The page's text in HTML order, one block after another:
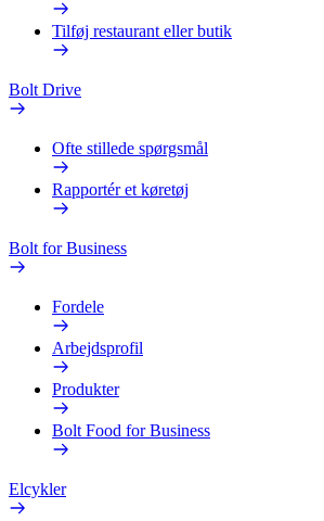
Tilføj restaurant eller butik
Bolt Drive
Ofte stillede spørgsmål
Rapportér et køretøj
Bolt for Business
Fordele
Arbejdsprofil
Produkter
Bolt Food for Business
Elcykler